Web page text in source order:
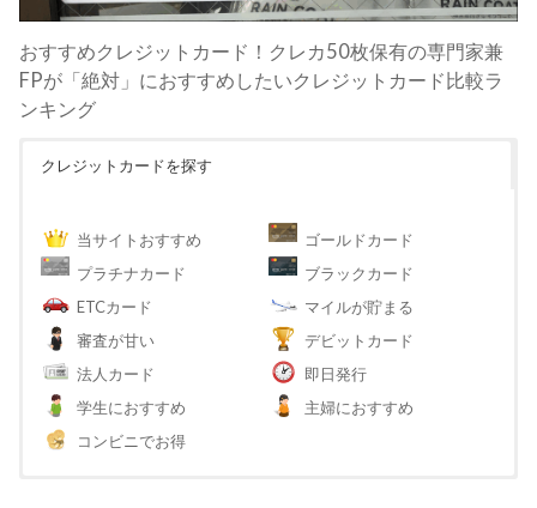
おすすめクレジットカード！クレカ50枚保有の専門家兼
FPが「絶対」におすすめしたいクレジットカード比較ラ
ンキング
クレジットカードを探す
当サイトおすすめ
ゴールドカード
プラチナカード
ブラックカード
ETCカード
マイルが貯まる
審査が甘い
デビットカード
法人カード
即日発行
学生におすすめ
主婦におすすめ
コンビニでお得